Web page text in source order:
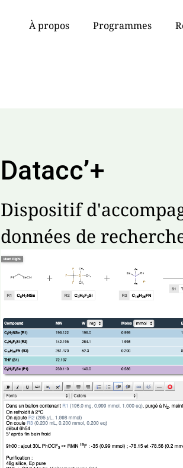
À propos Programmes
Datacc’+
Dispositif
données de